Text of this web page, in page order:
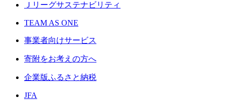
Ｊリーグサステナビリティ
TEAM AS ONE
事業者向けサービス
寄附をお考えの方へ
企業版ふるさと納税
JFA